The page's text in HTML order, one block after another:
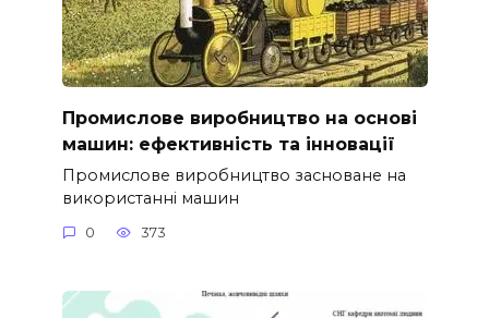
Промислове виробництво на основі
машин: ефективність та інновації
Промислове виробництво засноване на
використанні машин
0 373